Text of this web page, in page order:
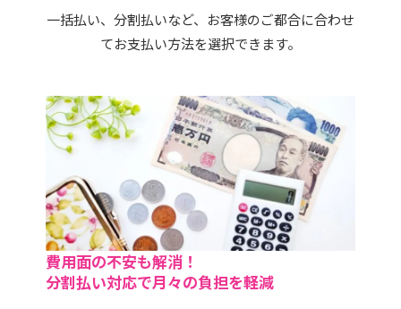
一括払い、分割払いなど、 お客様のご都合に合わせ
てお支払い方法を選択できます。
費用面の不安も解消！
分割払い対応で月々の負担を軽減